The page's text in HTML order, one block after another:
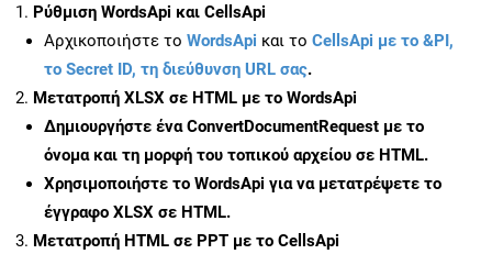
Ρύθμιση WordsApi και CellsApi
Αρχικοποιήστε το WordsApi και το CellsApi με το &PI,
το Secret ID, τη διεύθυνση URL σας.
Μετατροπή XLSX σε HTML με το WordsApi
Δημιουργήστε έναConvertDocumentRequest με το
όνομα και τη μορφή του τοπικού αρχείου σε HTML.
Χρησιμοποιήστε το WordsApi για να μετατρέψετε το
έγγραφο XLSX σε HTML.
Μετατροπή HTML σε PPT με το CellsApi